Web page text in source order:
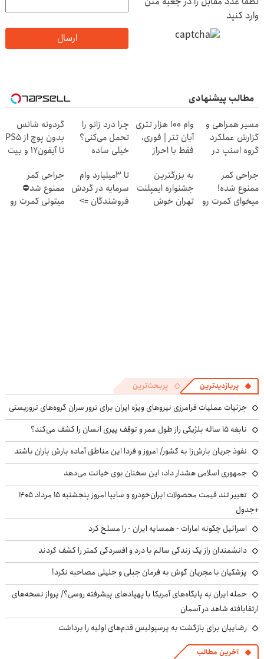
وارد کنید
ارسال
مطالب پیشنهادی
مسیر همراهی و
گزارش عملکرد
گروه اسنپ در
وام 100 هزار تتری
آبان تتر | فوری،
فقط با احراز
چرا درد زانو را
تحمل می‌کنی؟
خیلی ساده
کن
گردونه شانس
بدون پوچ از PS5
تا آیفون17 و بیت
جراحی کمر
ممنوع شده!
میخوای کمرت رو
به بزرگترین
جشنواره ایمپلنت
تهران خوش
تا 3میلیارد وام
سرمایه در گردش
فروشندگان =>
جراحی کمر
ممنوع شد⛔
میتونی کمرت رو
پربازدیدترین پربحث‌ترین
جزئیات عملیات فرامرزی نیروهای ویژه ایران برای ترور سران گروه‌های تروریستی
نابغه ۱۵ ساله بلژیکی راز طول عمر و توقف پیری انسان را کشف می‌کند؟
نفوذ جریان بارش‌زا به کشور/ امروز و فردا این مناطق آماده بارش باران باشند
جمهوری اسلامی هشدار داد: این سخنان بوی خیانت می‌دهد
تغییر تند قیمت محصولات ایران‌خودرو و سایپا امروز پنجشنبه ۱۵ مرداد ۱۴۰۵
+جدول
اسرائیل چگونه امارات - همسایه ایران - را مسلح کرد
دانشمندان راز یک زندگی سالم با درد و افسردگی کمتر را کشف کردند
پزشکیان با مجریان گوش به فرمان جبلی و جلیلی مصاحبه نکرد!
حمله ایران به پایگاه‌های آمریکا با پهپادهای پیشرفته روسی؟/ پرواز نسخه‌های
ارتقایافته شاهد در آسمان
رضاییان برای بازگشت به پرسپولیس قدم‌های اولیه را برداشت
آخرین مطالب